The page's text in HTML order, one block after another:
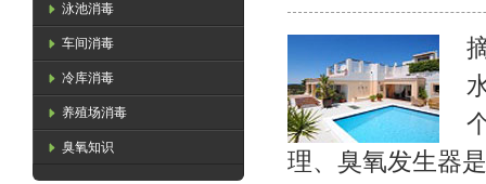
泳池消毒
车间消毒
冷库消毒
养殖场消毒
臭氧知识
理、臭氧发生器